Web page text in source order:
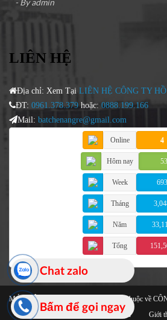
LIÊN HỆ
Địa chỉ: Xem Tại LIÊN HỆ CÔNG TY
ĐT: 0961.378.379hoặc: 0888.199.166
Mail: batchenangre@gmail.com
Online 4
Hôm nay 53
Week 693
Tháng
Năm
Tổng
MÁI HIÊN Cao Cấp © 2021 Bản quyền thuộc về
Bấm để gọi ngay
Chat zalo
Trang chủ Giới